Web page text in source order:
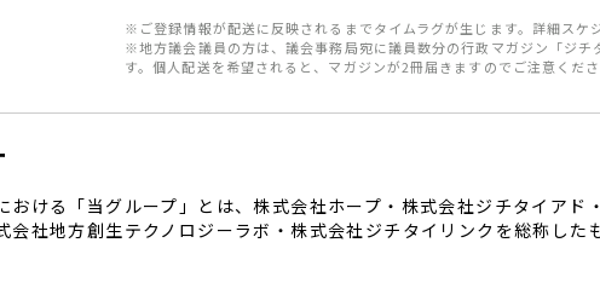
※ご登録情報が配送に反映されるまでタイムラグが生じます。詳細スケ
※地方議会議員の方は、議会事務局宛に議員数分の行政マガジン「ジチ
す。個人配送を希望されると、マガジンが2冊届きますのでご注意くださ
ける「当グループ」とは、株式会社ホープ・株式会社ジチタイアド
会社地方創生テクノロジーラボ・株式会社ジチタイリンクを総称した